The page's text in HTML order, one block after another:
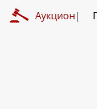
Аукцион